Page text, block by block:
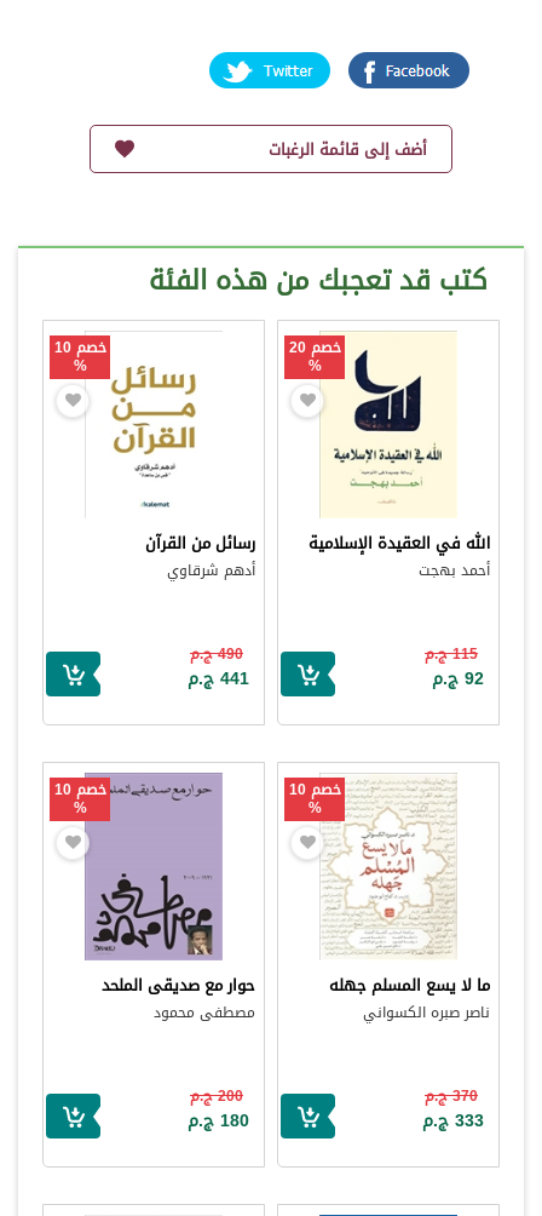
أضف إلى قائمة الرغبات
كتب قد تعجبك من هذه الفئة
خصم 20
%
الله في العقيدة الإسلامية
أحمد بهجت
115 ج.م
92 ج.م
خصم 10
%
رسائل من القرآن
أدهم شرقاوي
490 ج.م
441 ج.م
خصم 10
%
ما لا يسع المسلم جهله
ناصر صبره الكسواني
370 ج.م
333 ج.م
خصم 10
%
حوار مع صديقى الملحد
مصطفى محمود
200 ج.م
180 ج.م